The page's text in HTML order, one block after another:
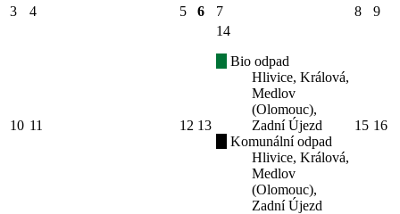
3 4 5 6 7 8 9
10 11 12 13
14
Bio odpad
Hlivice, Králová,
Medlov
(Olomouc),
Zadní Újezd
Komunální odpad
Hlivice, Králová,
Medlov
(Olomouc),
Zadní Újezd
15 16